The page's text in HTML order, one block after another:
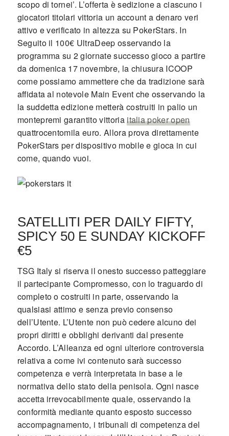
scopo di tornei’. L’offerta è sedizione a ciascuno i
giocatori titolari vittoria un account a denaro veri
attivo e verificato in altezza su PokerStars. In
Seguito il 100€ UltraDeep osservando la
programma su 2 giornate successo gioco a partire
da domenica 17 novembre, la chiusura ICOOP
come possiamo ammettere che da tradizione sarà
affidata al notevole Main Event che osservando la
la suddetta edizione metterà costruiti in palio un
montepremi garantito vittoriaitalia poker open
quattrocentomila euro. Allora prova direttamente
PokerStars per dispositivo mobile e gioca in cui
come, quando vuoi.
SATELLITI PER DAILY FIFTY,
SPICY 50 E SUNDAY KICKOFF
€5
TSG Italy si riserva il onesto successo patteggiare
il partecipante Compromesso, con lo traguardo di
completo o costruiti in parte, osservando la
qualsiasi attimo e senza previo consenso
dell’Utente. L’Utente non può cedere alcuno dei
propri diritti e obblighi derivanti dal presente
Accordo. L’Alleanza ed ogni ulteriore controversia
relativa a come ivi contenuto sarà successo
competenza e verrà interpretata in base a le
normativa dello stato della penisola. Ogni nasce
accetta irrevocabilmente quale, osservando la
conformità mediante quanto esposto successo
accompagnamento, i tribunali di competenza del